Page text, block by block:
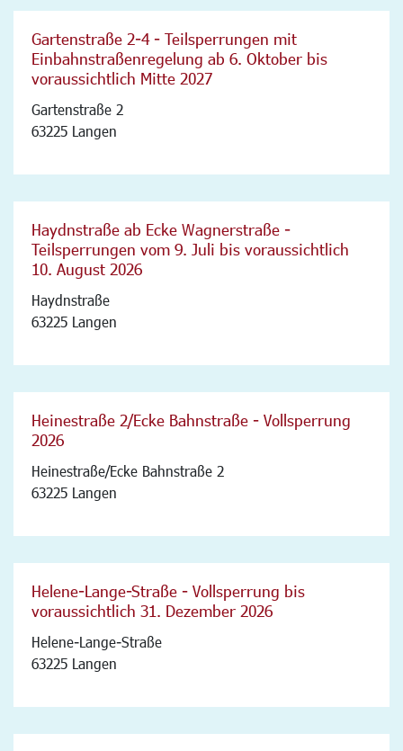
Gartenstraße 2-4 - Teilsperrungen mit
Einbahnstraßenregelung ab 6. Oktober bis
voraussichtlich Mitte 2027
Gartenstraße 2
63225 Langen
Haydnstraße ab Ecke Wagnerstraße -
Teilsperrungen vom 9. Juli bis voraussichtlich
10. August 2026
Haydnstraße
63225 Langen
Heinestraße 2/Ecke Bahnstraße - Vollsperrung
2026
Heinestraße/Ecke Bahnstraße 2
63225 Langen
Helene-Lange-Straße - Vollsperrung bis
voraussichtlich 31. Dezember 2026
Helene-Lange-Straße
63225 Langen